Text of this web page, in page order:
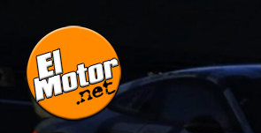
El
Net
Automóviles